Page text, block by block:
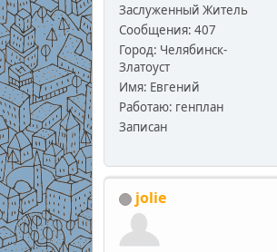
Заслуженный Житель
Сообщения: 407
Город: Челябинск-
Златоуст
Имя: Евгений
Работаю: генплан
Записан
jolie